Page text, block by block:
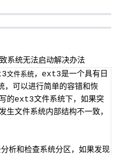
系统无法启动解决办法
文件系统，ext3是一个具有日
，可以进行简单的容错和恢
的ext3文件系统下，如果突
生文件系统内部结构不一致，
析和检查系统分区，如果发现